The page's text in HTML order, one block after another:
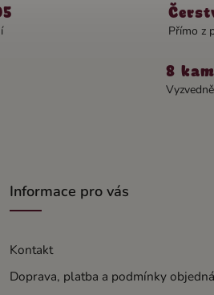
Přímo z
8
Informace pro vás
Kontakt
Doprava, platba a podmínky